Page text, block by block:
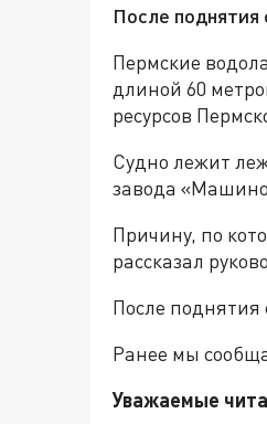
После поднятия
Пермские
длиной 60
ресурсов
Судно лежит
завода
Причину, по
рассказал
После поднятия
Ранее мы
Уважаемые